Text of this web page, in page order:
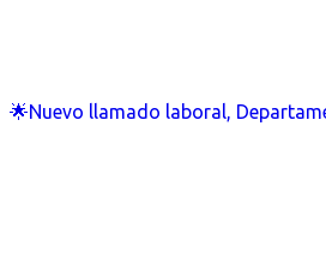
🌟Nuevo llamado laboral,